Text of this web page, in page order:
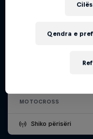
13 – 15 Shkurt
MOTOCROSS
Shiko përisëri
Qendra e